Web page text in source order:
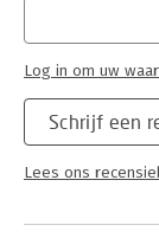
Schrijf een
Lees ons
Log in om uw